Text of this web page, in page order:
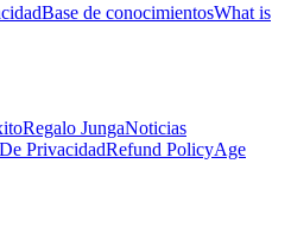
Base de conocimientosWhat is
Regalo JungaNoticias
PrivacidadRefund PolicyAge